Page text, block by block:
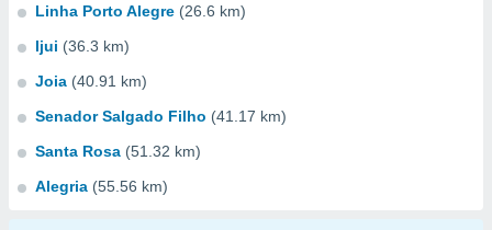
Linha Porto Alegre (26.6 km)
Ijui (36.3 km)
Joia (40.91 km)
Senador Salgado Filho (41.17 km)
Santa Rosa (51.32 km)
Alegria (55.56 km)